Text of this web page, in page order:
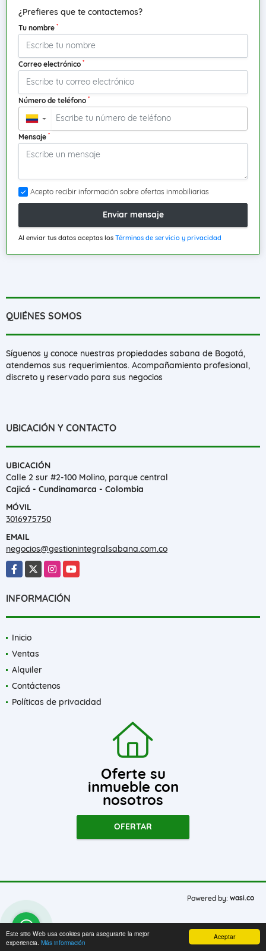
Aceptar
Este sitio Web usa cookies para asegurarte la mejor
experiencia. Más información
¿Prefieres que te contactemos?
Tu nombre *
Correo electrónico *
Número de teléfono *
▼
Mensaje *
Acepto recibir información sobre ofertas inmobiliarias
Enviar mensaje
Al enviar tus datos aceptas los Términos de servicio y privacidad
QUIÉNES SOMOS
Síguenos y conoce nuestras propiedades sabana de Bogotá,
atendemos sus requerimientos. Acompañamiento profesional,
discreto y reservado para sus negocios
UBICACIÓN Y CONTACTO
UBICACIÓN
Calle 2 sur #2-100 Molino, parque central
Cajicá - Cundinamarca - Colombia
MÓVIL
3016975750
EMAIL
negocios@gestionintegralsabana.com.co
Facebook
X Instagram
YouTube
INFORMACIÓN
Inicio
Ventas
Alquiler
Contáctenos
Políticas de privacidad
Oferte su
inmueble con
nosotros
OFERTAR
Powered by: wasi.co